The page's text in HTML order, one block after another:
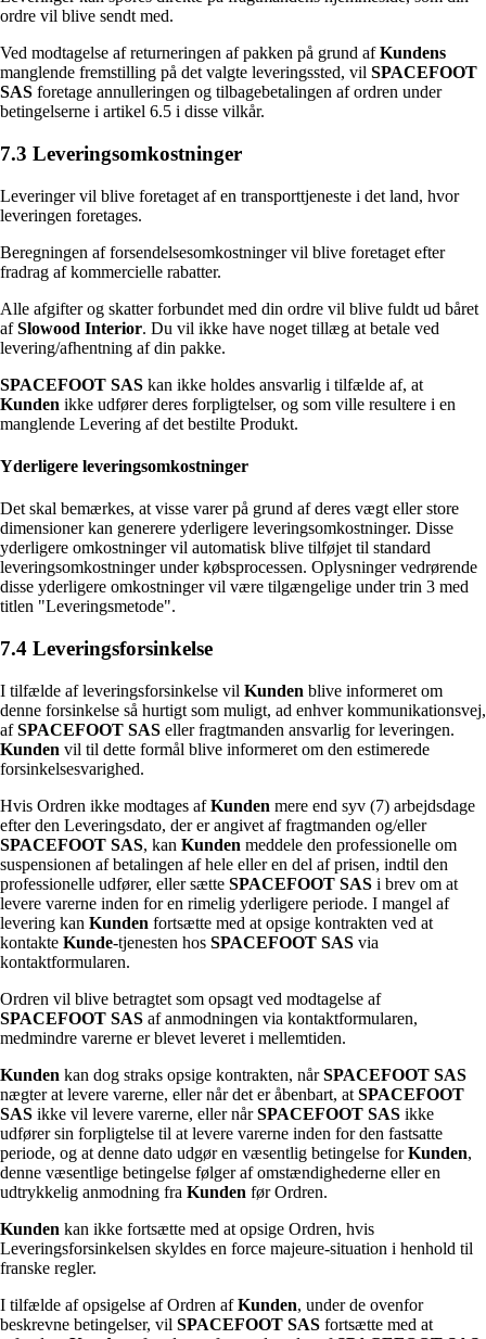
ordre vil blive sendt med.
Ved modtagelse af returneringen af pakken på grund afKundens
manglende fremstilling på det valgte leveringssted, vil SPACEFOOT
SAS foretage annulleringen og tilbagebetalingen af ordren under
betingelserne i artikel 6.5 i disse vilkår.
7.3 Leveringsomkostninger
Leveringer vil blive foretaget af en transporttjeneste i det land, hvor
leveringen foretages.
Beregningen af forsendelsesomkostninger vil blive foretaget efter
fradrag af kommercielle rabatter.
Alle afgifter og skatter forbundet med din ordre vil blive fuldt ud båret
afSlowood Interior. Du vil ikke have noget tillæg at betale ved
levering/afhentning af din pakke.
SPACEFOOT SAS kan ikke holdes ansvarlig i tilfælde af, at
Kunden ikke udfører deres forpligtelser, og som ville resultere i en
manglende Levering af det bestilte Produkt.
Yderligere leveringsomkostninger
Det skal bemærkes, at visse varer på grund af deres vægt eller store
dimensioner kan generere yderligere leveringsomkostninger. Disse
yderligere omkostninger vil automatisk blive tilføjet til standard
leveringsomkostninger under købsprocessen. Oplysninger vedrørende
disse yderligere omkostninger vil være tilgængelige under trin 3 med
titlen "Leveringsmetode".
7.4 Leveringsforsinkelse
I tilfælde af leveringsforsinkelse vil Kunden blive informeret om
denne forsinkelse så hurtigt som muligt, ad enhver kommunikationsvej,
afSPACEFOOT SAS eller fragtmanden ansvarlig for leveringen.
Kunden vil til dette formål blive informeret om den estimerede
forsinkelsesvarighed.
Hvis Ordren ikke modtages afKunden mere end syv (7) arbejdsdage
efter den Leveringsdato, der er angivet af fragtmanden og/eller
SPACEFOOT SAS, kan Kunden meddele den professionelle om
suspensionen af betalingen af hele eller en del af prisen, indtil den
professionelle udfører, eller sætte SPACEFOOT SAS i brev om at
levere varerne inden for en rimelig yderligere periode. I mangel af
levering kan Kunden fortsætte med at opsige kontrakten ved at
kontakte Kunde-tjenesten hos SPACEFOOT SAS via
kontaktformularen.
Ordren vil blive betragtet som opsagt ved modtagelse af
SPACEFOOT SAS af anmodningen via kontaktformularen,
medmindre varerne er blevet leveret i mellemtiden.
Kunden kan dog straks opsige kontrakten, nårSPACEFOOT SAS
nægter at levere varerne, eller når det er åbenbart, at SPACEFOOT
SAS ikke vil levere varerne, eller nårSPACEFOOT SAS ikke
udfører sin forpligtelse til at levere varerne inden for den fastsatte
periode, og at denne dato udgør en væsentlig betingelse forKunden,
denne væsentlige betingelse følger af omstændighederne eller en
udtrykkelig anmodning fra Kunden før Ordren.
Kunden kan ikke fortsætte med at opsige Ordren, hvis
Leveringsforsinkelsen skyldes en force majeure-situation i henhold til
franske regler.
I tilfælde af opsigelse af Ordren afKunden, under de ovenfor
beskrevne betingelser, vil SPACEFOOT SAS fortsætte med at